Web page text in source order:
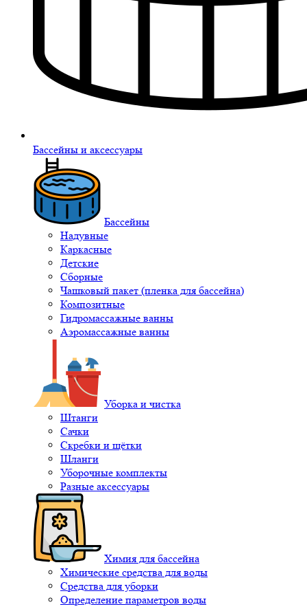
Бассейны и аксессуары
Бассейны
Надувные
Каркасные
Детские
Сборные
Чашковый пакет (пленка для бассейна)
Композитные
Гидромассажные ванны
Аэромассажные ванны
Уборка и чистка
Штанги
Сачки
Скребки и щётки
Шланги
Уборочные комплекты
Разные аксессуары
Химия для бассейна
Химические средства для воды
Средства для уборки
Определение параметров воды